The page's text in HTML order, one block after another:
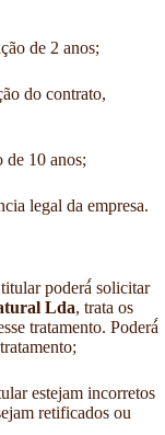
de 2 anos;
do contrato,
de 10 anos;
legal da empresa.
poderá́ solicitar
Lda, trata os
tratamento. Poderá́
estejam incorretos
retificados ou